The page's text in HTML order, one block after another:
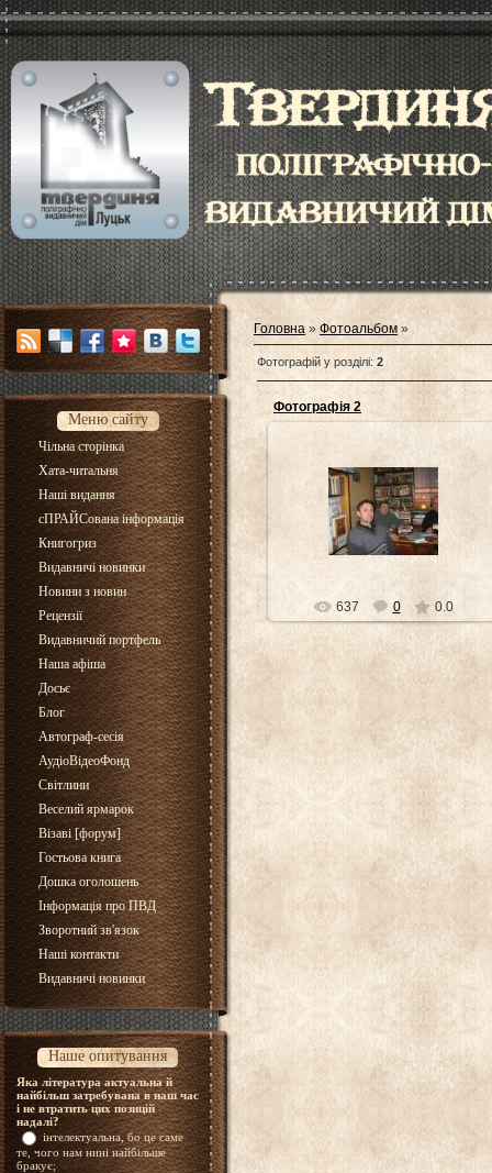
Меню сайту
Чільна сторінка
Хата-читальня
Наші видання
сПРАЙСована інформація
Книгогриз
Видавничі новинки
Новини з новин
Рецензії
Видавничий портфель
Наша афіша
Досьє
Блог
Автограф-сесія
АудіоВідеоФонд
Світлини
Веселий ярмарок
Візаві [форум]
Гостьова книга
Дошка оголошень
Інформація про ПВД
Зворотний зв'язок
Наші контакти
Видавничі новинки
Наше опитування
Яка література актуальна й
найбільш затребувана в наш час
і не втратить цих позицій
надалі?
інтелектуальна, бо це саме
те, чого нам нині найбільше
бракує;
Головна » Фотоальбом »
Фотографій у розділі: 2
Фотографія 2
30.05.2012
Cor
637 0 0.0